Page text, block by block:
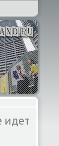
идет